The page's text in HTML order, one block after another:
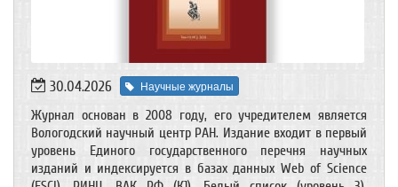
30.04.2026 Научные журналы
Журнал основан в 2008 году, его учредителем является
Вологодский научный центр РАН. Издание входит в первый
уровень Единого государственного перечня научных
изданий и индексируется в базах данных Web of Science